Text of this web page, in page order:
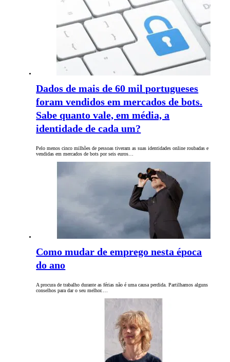
Dados de mais de 60 mil portugueses
foram vendidos em mercados de bots.
Sabe quanto vale, em média, a
identidade de cada um?
Pelo menos cinco milhões de pessoas tiveram as suas identidades online roubadas e
vendidas em mercados de bots por seis euros…
Como mudar de emprego nesta época
do ano
A procura de trabalho durante as férias não é uma causa perdida. Partilhamos alguns
conselhos para dar o seu melhor.…